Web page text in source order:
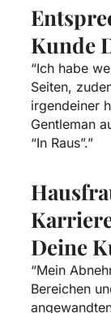
Kunde
“Ich habe
Seiten,
irgendeiner
Gentleman
“In Raus”.”
Deine
“Mein
Bereichen